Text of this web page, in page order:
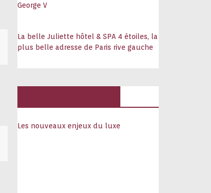
George V
La belle Juliette hôtel & SPA 4 étoiles, la
plus belle adresse de Paris rive gauche
Les nouveaux enjeux du luxe